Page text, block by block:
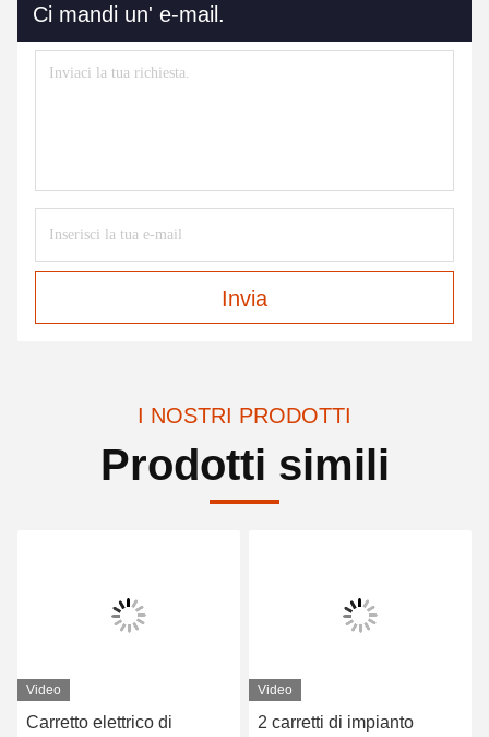
Ci mandi un' e-mail.
Invia
I NOSTRI PRODOTTI
Prodotti simili
Video
Carretto elettrico di
Video
2 carretti di impianto